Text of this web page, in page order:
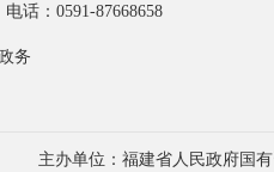
电话：0591-87668658
务
主办单位：福建省人民政府国